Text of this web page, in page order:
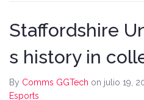
Staffordshire
s history in
By Comms GGTech on julio 19,
Esports